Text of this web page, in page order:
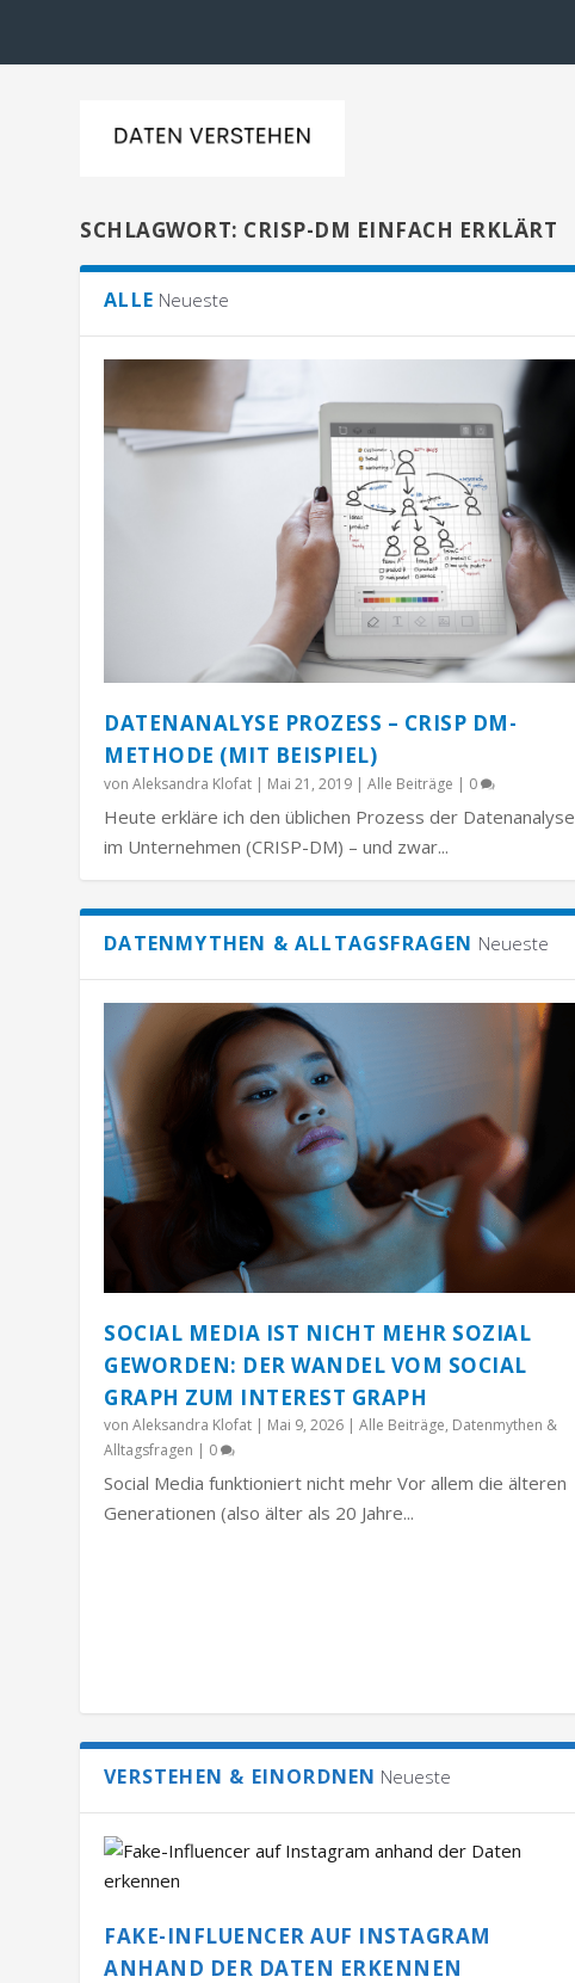
SCHLAGWORT: CRISP-DM EINFACH ERKLÄRT
ALLE Neueste
DATENANALYSE PROZESS – CRISP DM-
METHODE (MIT BEISPIEL)
vonAleksandra Klofat | Mai 21, 2019 |Alle Beiträge | 0
Heute erkläre ich den üblichen Prozess der Datenanalyse
im Unternehmen (CRISP-DM) – und zwar...
DATENMYTHEN & ALLTAGSFRAGEN Neueste
SOCIAL MEDIA IST NICHT MEHR SOZIAL
GEWORDEN: DER WANDEL VOM SOCIAL
GRAPH ZUM INTEREST GRAPH
vonAleksandra Klofat | Mai 9, 2026 |Alle Beiträge, Datenmythen &
Alltagsfragen | 0
Social Media funktioniert nicht mehr Vor allem die älteren
Generationen (also älter als 20 Jahre...
VERSTEHEN & EINORDNEN Neueste
FAKE-INFLUENCER AUF INSTAGRAM
ANHAND DER DATEN ERKENNEN